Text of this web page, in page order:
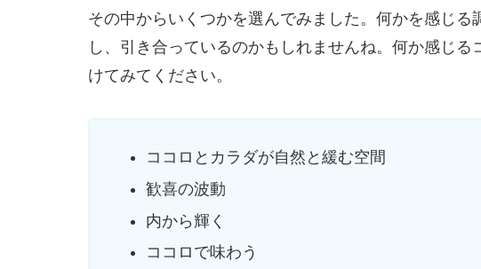
その中からいくつかを選んでみました。何かを感じる
し、引き合っているのかもしれませんね。何か感じ
けてみてください。
ココロとカラダが自然と緩む空間
歓喜の波動
内から輝く
ココロで味わう